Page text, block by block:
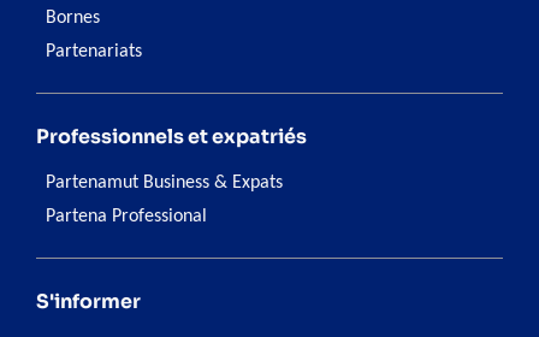
Bornes
Partenariats
Professionnels et expatriés
Partenamut Business & Expats
Partena Professional
S'informer